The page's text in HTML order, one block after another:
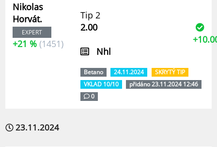
Nikolas
Horvát.
EXPERT
+21 % (1451)
Tip 2
2.00
Nhl
Betano 24.11.2024
SKRYTÝ TIP
VKLAD 10/10
přidáno 23.11.2024 12:46
0
23.11.2024